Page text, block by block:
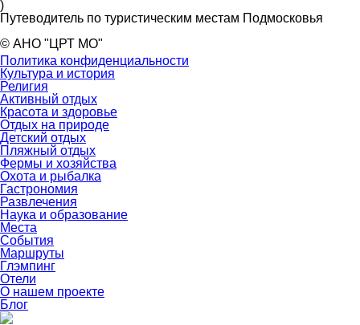
Путеводитель по туристическим местам Подмосковья
© АНО "ЦРТ МО"
Политика конфиденциальности
Культура и история
Религия
Активный отдых
Красота и здоровье
Отдых на природе
Детский отдых
Пляжный отдых
Фермы и хозяйства
Охота и рыбалка
Гастрономия
Развлечения
Наука и образование
Места
События
Маршруты
Глэмпинг
Отели
О нашем проекте
Блог